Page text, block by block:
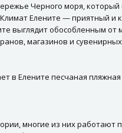
Черного моря, который
Елените — приятный
выглядит обособленным
магазинов и
в Елените песчаная
многие из них работают